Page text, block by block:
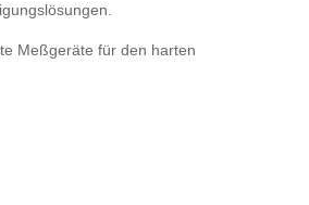
Meßgeräte für den harten